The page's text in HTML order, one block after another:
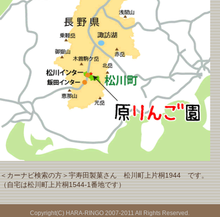
＜カーナビ検索の方＞宇寿田製菓さん 松川町上片桐1944 です。
（自宅は松川町上片桐1544-1番地です）
Copyright(C) HARA-RINGO 2007-2011 All Rights Reserved.